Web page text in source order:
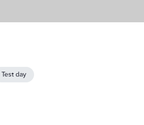
Test day